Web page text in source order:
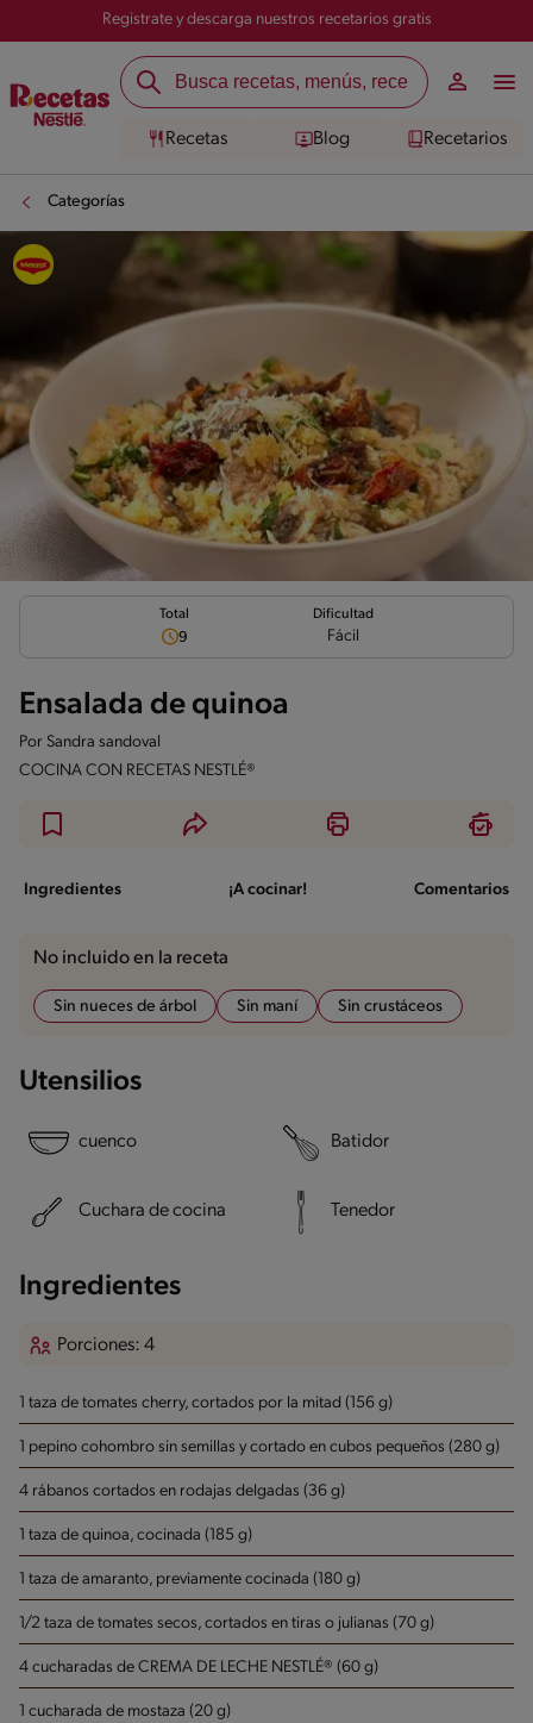
Registrate y descarga nuestros recetarios gratis
Recetas Blog Recetarios
Categorías
Total
9
Dificultad
Fácil
Ensalada de quinoa
Por Sandra sandoval
COCINA CON RECETAS NESTLÉ®
Ingredientes ¡A cocinar! Comentarios
No incluido en la receta
Sin nueces de árbol Sin maní Sin crustáceos
Utensilios
cuenco Batidor
Cuchara de cocina Tenedor
Ingredientes
Porciones: 4
1 taza de tomates cherry, cortados por la mitad (156 g)
1 pepino cohombro sin semillas y cortado en cubos pequeños (280 g)
4 rábanos cortados en rodajas delgadas (36 g)
1 taza de quinoa, cocinada (185 g)
1 taza de amaranto, previamente cocinada (180 g)
1/2 taza de tomates secos, cortados en tiras o julianas (70 g)
4 cucharadas de CREMA DE LECHE NESTLÉ® (60 g)
1 cucharada de mostaza (20 g)